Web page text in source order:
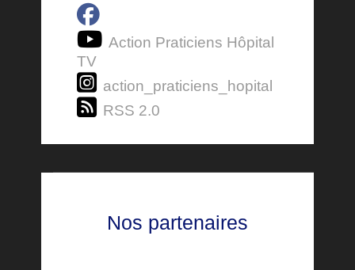
Action Praticiens Hôpital
TV
action_praticiens_hopital
RSS 2.0
Nos partenaires